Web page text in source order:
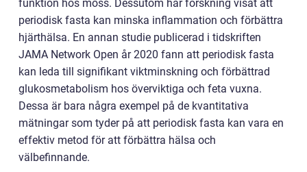
funktion hos möss. Dessutom har forskning visat att
periodisk fasta kan minska inflammation och förbättra
hjärthälsa. En annan studie publicerad i tidskriften
JAMA Network Open år 2020 fann att periodisk fasta
kan leda till signifikant viktminskning och förbättrad
glukosmetabolism hos överviktiga och feta vuxna.
Dessa är bara några exempel på de kvantitativa
mätningar som tyder på att periodisk fasta kan vara en
effektiv metod för att förbättra hälsa och
välbefinnande.